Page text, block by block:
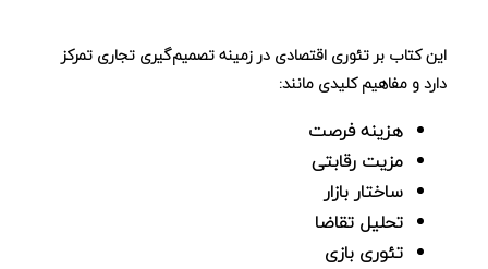
این کتاب بر تئوری اقتصادی در زمینه تصمیم‌گیری تجاری تمرکز
دارد و مفاهیم کلیدی مانند:
هزینه فرصت
مزیت رقابتی
ساختار بازار
تحلیل تقاضا
تئوری بازی